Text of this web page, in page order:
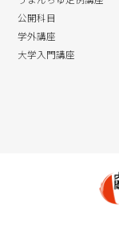
公開科目
学外講座
大学入門講座